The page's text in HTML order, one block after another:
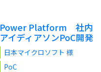
Power Platform 社内
アイディアソンPoC開発
日本マイクロソフト 様
PoC